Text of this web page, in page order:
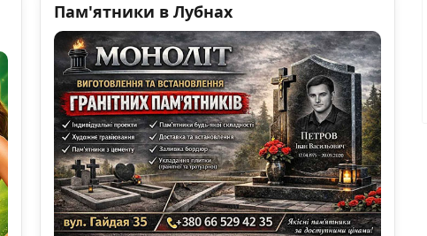
Пам'ятники в Лубнах